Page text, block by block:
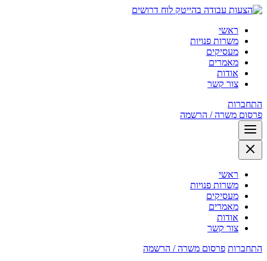
לוח דרושים
ראשי
משרות פנויות
מעסיקים
מאמרים
אודות
צור קשר
התחברות
פרסום משרה / הרשמה
ראשי
משרות פנויות
מעסיקים
מאמרים
אודות
צור קשר
התחברות פרסום משרה / הרשמה